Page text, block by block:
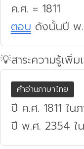
ค.ศ. = 1811
ตอบ ดังนั้นปี พ.
💡สาระความรู้เพิ่ม
คำอ่านภาษาไทย
ปี ค.ศ. 1811 ใ
ปี พ.ศ. 2354 ใ